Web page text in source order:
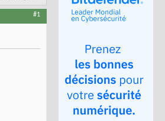
#1